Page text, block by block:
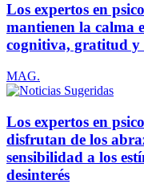
Los expertos en
mantienen la calma
cognitiva, gratitud y
MAG.
Los expertos en
disfrutan de los
sensibilidad a los
desinterés